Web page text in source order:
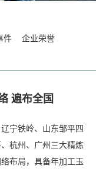
件
企业荣誉
遍布全国
宁铁岭、山东邹平四
杭州、广州三大精炼
布局，具备年加工玉